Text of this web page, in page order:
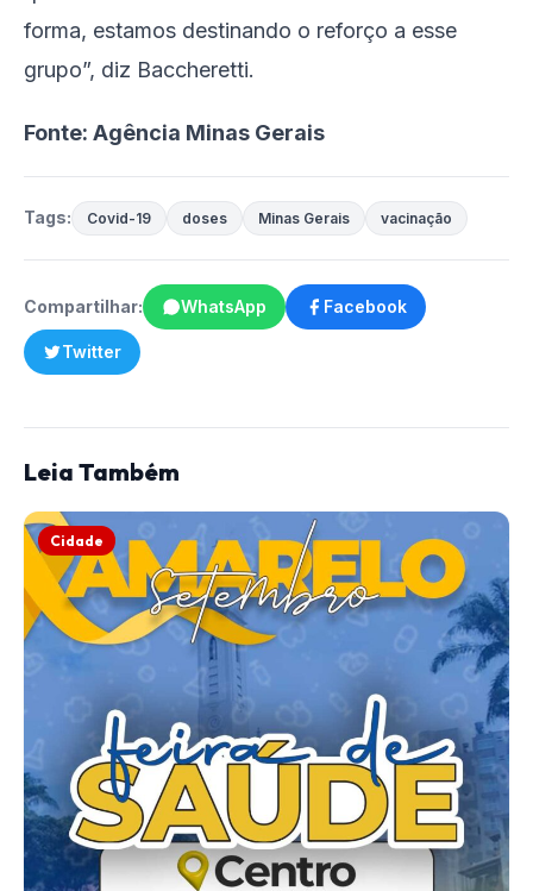
forma, estamos destinando o reforço a esse
grupo”, diz Baccheretti.
Fonte: Agência Minas Gerais
Tags: Covid-19 doses Minas Gerais vacinação
Compartilhar: WhatsApp Facebook
Twitter
Leia Também
Cidade